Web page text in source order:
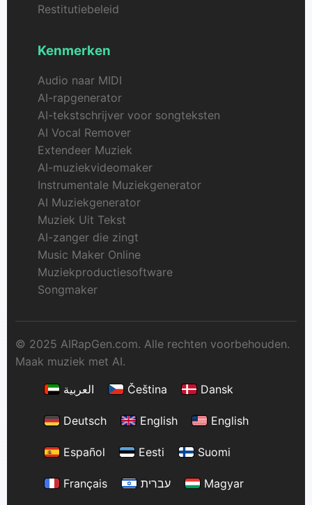
Restitutiebeleid
Kenmerken
Audio naar MIDI
AI-rapgenerator
AI-tekstschrijver voor songteksten
AI Vocal Remover
Extendeer Muziek
AI-muziekvideomaker
Instrumentale Muziekgenerator
AI Muziekgenerator
Muziek Uit Tekst
AI-zanger die zingt
Music Maker Online
Muziekproductiesoftware
Songmaker
© 2025 AIRapGen.com. Alle rechten voorbehouden.
Maak muziek met AI.
العربية
Čeština Dansk
Deutsch English English
Español Eesti Suomi
Français עברית Magyar